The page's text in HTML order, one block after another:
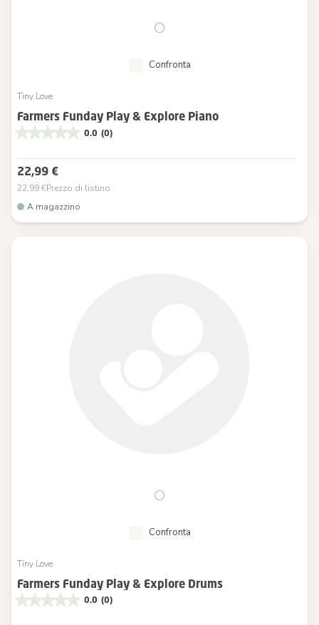
Confronta
Tiny Love
Farmers Funday Play & Explore Piano
0.0 (0)
22,99 €
22,99 €Prezzo di listino
A magazzino
Confronta
Tiny Love
Farmers Funday Play & Explore Drums
0.0 (0)